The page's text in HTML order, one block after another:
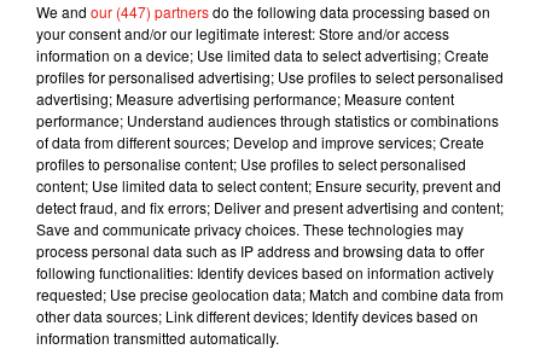
Une publication partagée par Rupert Evans (@rupert_evans)le
Musique
We and our (447) partnersdo the following data processing based on
your consent and/or our legitimate interest: Store and/or access
information on a device; Use limited data to select advertising; Create
profiles for personalised advertising; Use profiles to select personalised
advertising; Measure advertising performance; Measure content
performance; Understand audiences through statistics or combinations
of data from different sources; Develop and improve services; Create
profiles to personalise content; Use profiles to select personalised
content; Use limited data to select content; Ensure security, prevent and
detect fraud, and fix errors; Deliver and present advertising and content;
Save and communicate privacy choices. These technologies may
process personal data such as IP address and browsing data to offer
following functionalities: Identify devices based on information actively
requested; Use precise geolocation data; Match and combine data from
other data sources; Link different devices; Identify devices based on
information transmitted automatically.